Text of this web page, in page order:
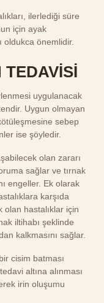
ilerlediği süre
için ayak
oldukca önemlidir.
uygulanacak
Uygun olmayan
sebep
ise şöyledir.
olan zararı
sağlar ve tırnak
engeller. Ek olarak
karşıda
hastalıklar için
iltihabı şeklinde
kalkmasını sağlar.
cisim batması
altına alınması
irin oluşumu